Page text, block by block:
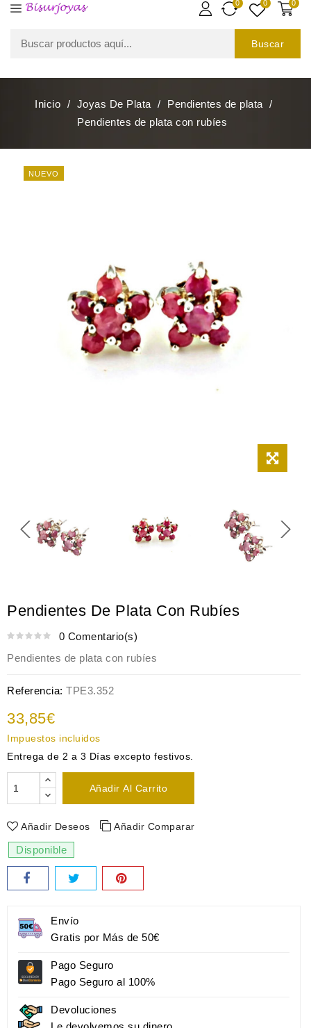
0
0
0
Buscar
Inicio Joyas De Plata
Pendientes de plata
Pendientes de plata con rubíes
NUEVO
Pendientes De Plata Con Rubíes
0 Comentario(s)
Pendientes de plata con rubíes
Referencia: TPE3.352
33,85€
Impuestos incluidos
Entrega de 2 a 3 Días excepto festivos.
Añadir Al Carrito
Añadir Deseos Añadir Comparar
Disponible
Envío
Gratis por Más de 50€
Pago Seguro
Pago Seguro al 100%
Devoluciones